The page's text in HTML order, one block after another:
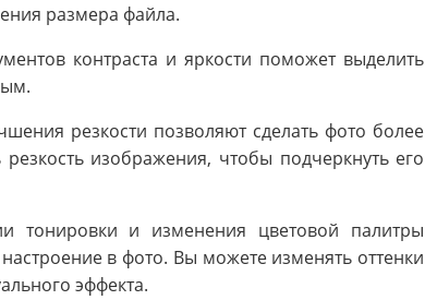
размера файла.
контраста и яркости поможет выделить
резкости позволяют сделать фото более
изображения, чтобы подчеркнуть его
тонировки и изменения цветовой палитры
в фото. Вы можете изменять оттенки
эффекта.